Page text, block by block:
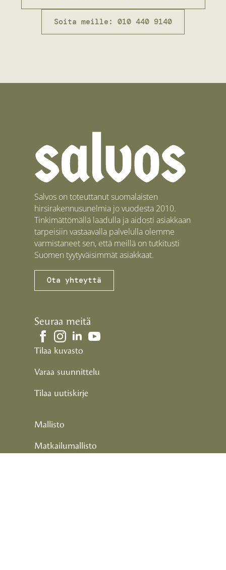
Soita meille: 010 440 9140
Salvos on toteuttanut suomalaisten
hirsirakennusunelmia jo vuodesta 2010.
Tinkimättömällä laadulla ja aidosti asiakkaan
tarpeisiin vastaavalla palvelulla olemme
varmistaneet sen, että meillä on tutkitusti
Suomen tyytyväisimmät asiakkaat.
Ota yhteyttä
Seuraa meitä
Tilaa kuvasto
Varaa suunnittelu
Tilaa uutiskirje
Mallisto
Matkailumallisto